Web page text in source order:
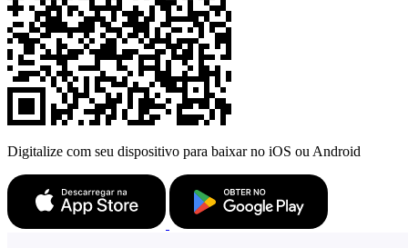
Digitalize com seu dispositivo para baixar no iOS ou Android